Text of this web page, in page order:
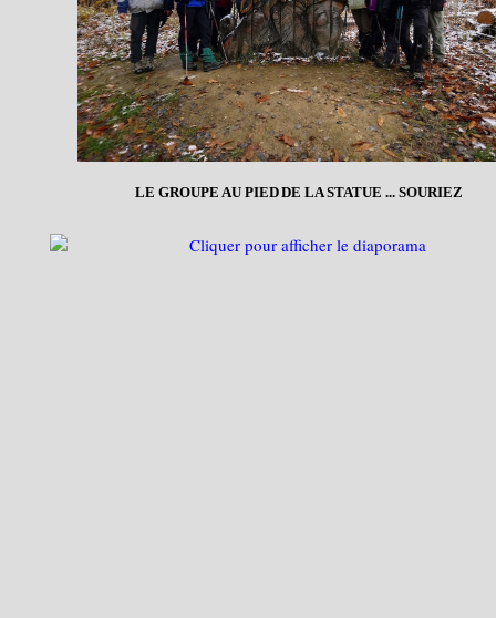
LE GROUPE AU PIED DE LA STATUE ... SOURIEZ